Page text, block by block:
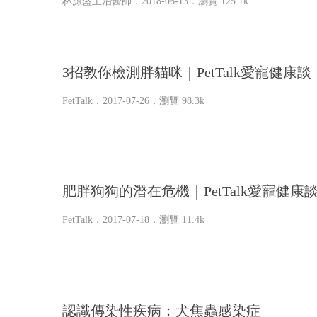
3招教你檢測胖貓咪｜PetTalk愛寵健康談
PetTalk ．2017-07-26． 瀏覽 98.3k
肥胖狗狗的潛在危機｜PetTalk愛寵健康
PetTalk ．2017-07-18． 瀏覽 11.4k
認識傳染性疾病：犬焦蟲感染症